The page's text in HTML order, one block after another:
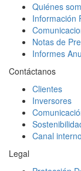
Quiénes
Información
Notas de
Informes
Contáctanos
Clientes
Inversores
Canal
Legal